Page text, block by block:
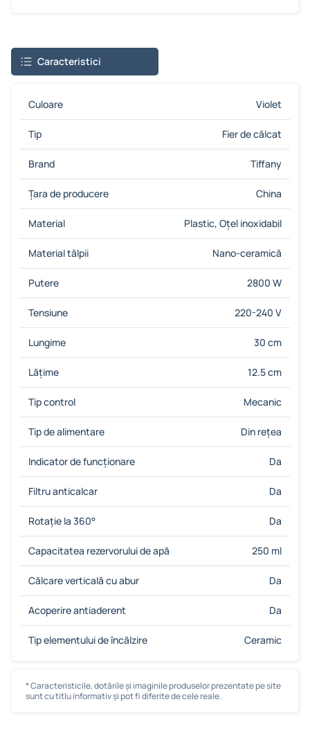
Caracteristici
Culoare Violet
Tip Fier de călcat
Brand Tiffany
Țara de producere China
Material Plastic, Oţel inoxidabil
Material tălpii Nano-ceramică
Putere 2800 W
Tensiune 220-240 V
Lungime 30 cm
Lățime 12.5 cm
Tip control Mecanic
Tip de alimentare Din rețea
Indicator de funcționare Da
Filtru anticalcar Da
Rotație la 360° Da
Capacitatea rezervorului de apă 250 ml
Călcare verticală cu abur Da
Acoperire antiaderent Da
Tip elementului de încălzire Ceramic
* Caracteristicile, dotările și imaginile produselor prezentate pe site
sunt cu titlu informativ și pot fi diferite de cele reale.